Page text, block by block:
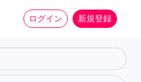
ログイン 新規登録